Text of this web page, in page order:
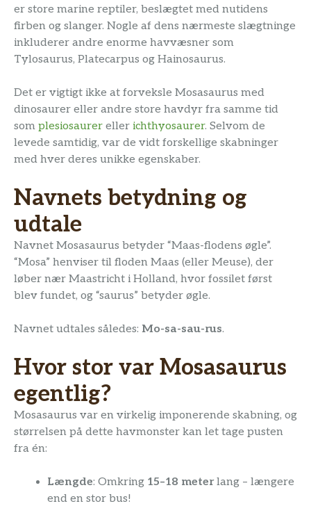
er store marine reptiler, beslægtet med nutidens
firben og slanger. Nogle af dens nærmeste slægtninge
inkluderer andre enorme havvæsner som
Tylosaurus, Platecarpus og Hainosaurus.
Det er vigtigt ikke at forveksle Mosasaurus med
dinosaurer eller andre store havdyr fra samme tid
som plesiosaurer eller ichthyosaurer. Selvom de
levede samtidig, var de vidt forskellige skabninger
med hver deres unikke egenskaber.
Navnets betydning og
udtale
Navnet Mosasaurus betyder “Maas-flodens øgle”.
“Mosa” henviser til floden Maas (eller Meuse), der
løber nær Maastricht i Holland, hvor fossilet først
blev fundet, og “saurus” betyder øgle.
Navnet udtales således: Mo-sa-sau-rus.
Hvor stor var Mosasaurus
egentlig?
Mosasaurus var en virkelig imponerende skabning, og
størrelsen på dette havmonster kan let tage pusten
fra én:
Længde: Omkring 15–18 meterlang – længere
end en stor bus!